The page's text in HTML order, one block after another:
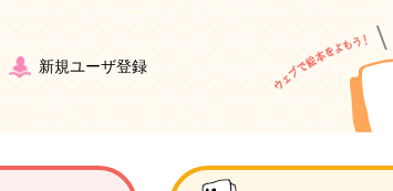
新規ユーザ登録